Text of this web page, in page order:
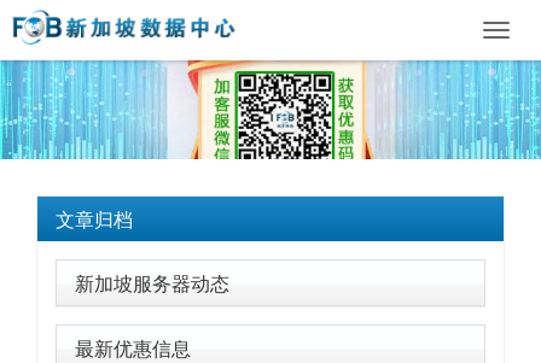
文章归档
新加坡服务器动态
最新优惠信息